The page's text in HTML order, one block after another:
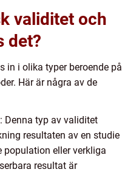
validitet och
det?
in i olika typer beroende på
Här är några av de
Denna typ av validitet
resultaten av en studie
eller verkliga
resultat är